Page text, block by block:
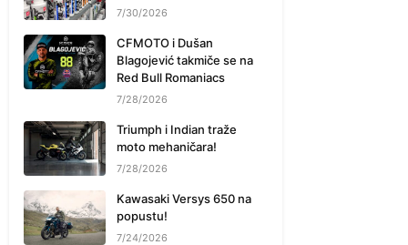
7/30/2026
CFMOTO i Dušan
Blagojević takmiče se na
Red Bull Romaniacs
7/28/2026
Triumph i Indian traže
moto mehaničara!
7/28/2026
Kawasaki Versys 650 na
popustu!
7/24/2026